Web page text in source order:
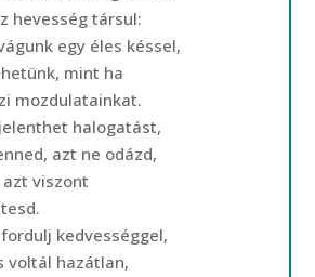
hevesség társul:
egy éles késsel,
mint ha
mozdulatainkat.
halogatást,
azt ne odázd,
viszont
kedvességgel,
voltál hazátlan,